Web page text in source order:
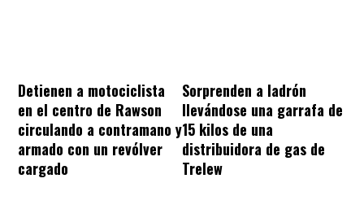
Detienen a motociclista
en el centro de Rawson
circulando a contramano y
armado con un revólver
cargado
Sorprenden a ladrón
llevándose una garrafa de
15 kilos de una
distribuidora de gas de
Trelew